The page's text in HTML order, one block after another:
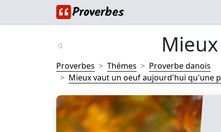
Proverbes Thémes
Proverbe danois
Mieux vaut un oeuf aujourd'hui qu'une